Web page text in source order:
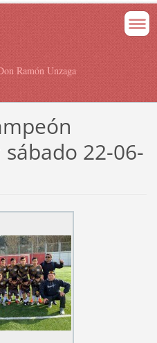
Ramón Unzaga
22-06-